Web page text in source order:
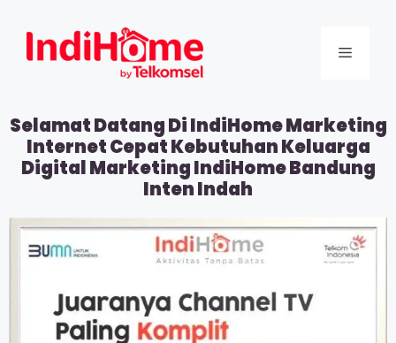
Selamat Datang Di IndiHome Marketing
Internet Cepat Kebutuhan Keluarga
Digital Marketing IndiHome Bandung
Inten Indah